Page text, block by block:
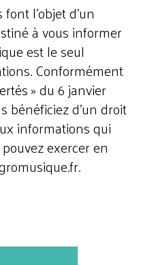
l’objet d’un
à vous informer
est le seul
Conformément
» du 6 janvier
bénéficiez d’un droit
informations qui
exercer en